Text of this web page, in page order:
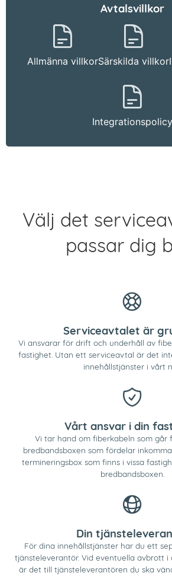
Avtalsvillkor
Allmänna villkorSärskilda villkor
Integrationspolicy
Välj det
passar dig
Serviceavtalet är
Vi ansvarar för drift och underhåll av
fastighet. Utan ett serviceavtal är det
innehållstjänster i vårt
Vårt ansvar i din
Vi tar hand om fiberkabeln som går
bredbandsboxen som fördelar
termineringsbox som finns i vissa
bredbandsboxen.
Din
För dina innehållstjänster har du ett
tjänsteleverantör. Vid eventuella avbrott i
är det till tjänsteleverantören du ska